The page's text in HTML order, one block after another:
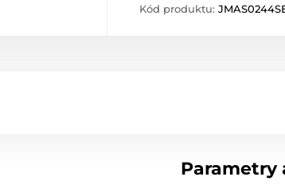
Kód produktu:
Parametry